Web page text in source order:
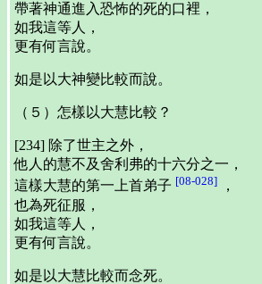
帶著神通進入恐怖的死的口裡，
如我這等人，
更有何言說。
如是以大神變比較而說。
（５）怎樣以大慧比較？
[234] 除了世主之外，
他人的慧不及舍利弗的十六分之一，
這樣大慧的第一上首弟子 [08-028] ，
也為死征服，
如我這等人，
更有何言說。
如是以大慧比較而念死。